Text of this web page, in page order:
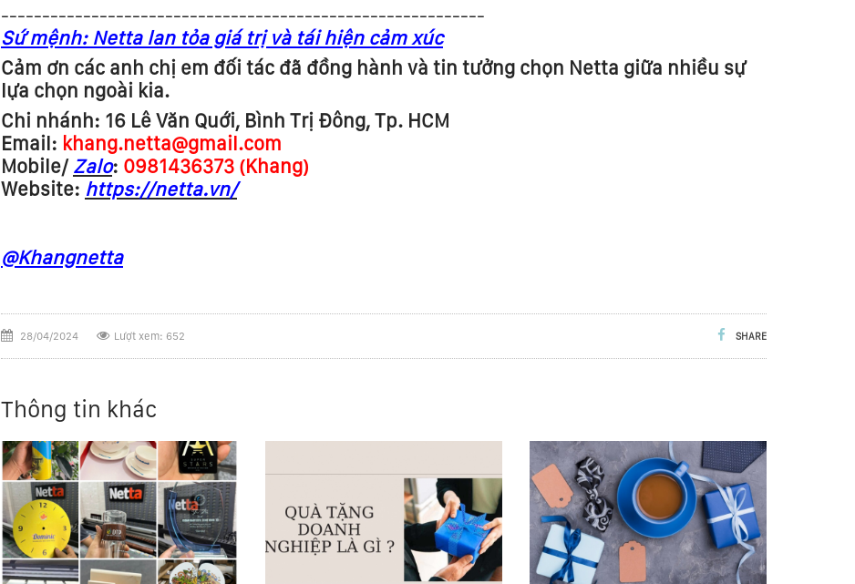
-----------------------------------------------------------
Sứ mệnh: Netta lan tỏa giá trị và tái hiện cảm xúc
Cảm ơn các anh chị em đối tác đã đồng hành và tin tưởng chọn Netta giữa nhiều sự
lựa chọn ngoài kia.
Chi nhánh: 16 Lê Văn Quới, Bình Trị Đông, Tp. HCM
Email: khang.netta@gmail.com
Mobile/Zalo: 0981436373 (Khang)
Website: https://netta.vn/
@Khangnetta
28/04/2024 Lượt xem: 652 SHARE
Thông tin khác